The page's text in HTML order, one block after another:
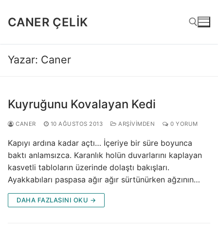
atlaCANER ÇELIK
Yazar: Caner
Kuyruğunu Kovalayan Kedi
CANER 10 AĞUSTOS 2013 ARŞIVIMDEN 0 YORUM
Kapıyı ardına kadar açtı… İçeriye bir süre boyunca
baktı anlamsızca. Karanlık holün duvarlarını kaplayan
kasvetli tabloların üzerinde dolaştı bakışları.
Ayakkabıları paspasa ağır ağır sürtünürken ağzının…
DAHA FAZLASINI OKU →